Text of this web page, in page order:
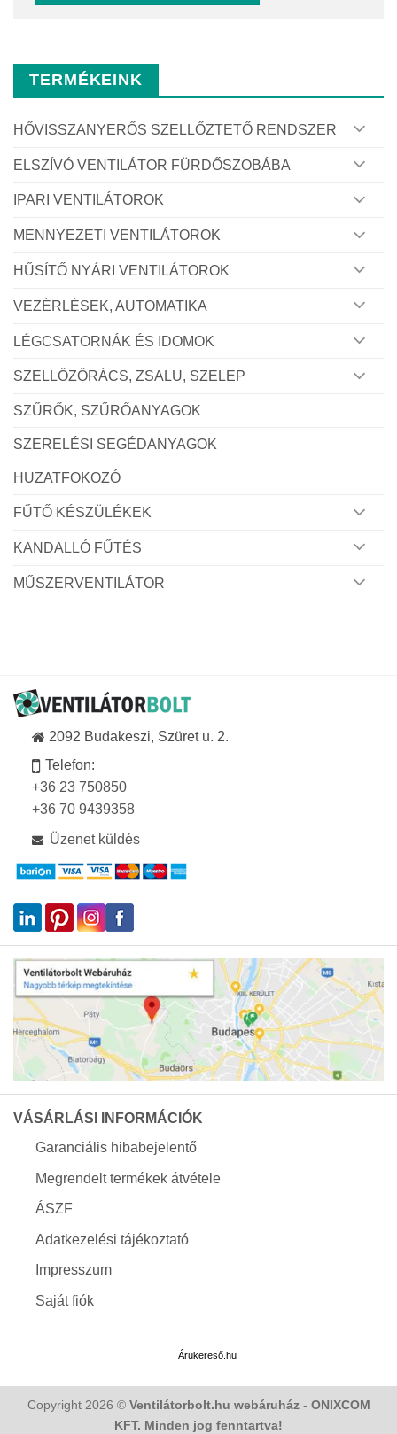
TERMÉKEINK
HŐVISSZANYERŐS SZELLŐZTETŐ RENDSZER
ELSZÍVÓ VENTILÁTOR FÜRDŐSZOBÁBA
IPARI VENTILÁTOROK
MENNYEZETI VENTILÁTOROK
HŰSÍTŐ NYÁRI VENTILÁTOROK
VEZÉRLÉSEK, AUTOMATIKA
LÉGCSATORNÁK ÉS IDOMOK
SZELLŐZŐRÁCS, ZSALU, SZELEP
SZŰRŐK, SZŰRŐANYAGOK
SZERELÉSI SEGÉDANYAGOK
HUZATFOKOZÓ
FŰTŐ KÉSZÜLÉKEK
KANDALLÓ FŰTÉS
MŰSZERVENTILÁTOR
2092 Budakeszi, Szüret u. 2.
Telefon:
+36 23 750850
+36 70 9439358
Üzenet küldés
VÁSÁRLÁSI INFORMÁCIÓK
Garanciális hibabejelentő
Megrendelt termékek átvétele
ÁSZF
Adatkezelési tájékoztató
Impresszum
Saját fiók
Árukereső.hu
Copyright 2026 © Ventilátorbolt.hu webáruház - ONIXCOM
KFT. Minden jog fenntartva!